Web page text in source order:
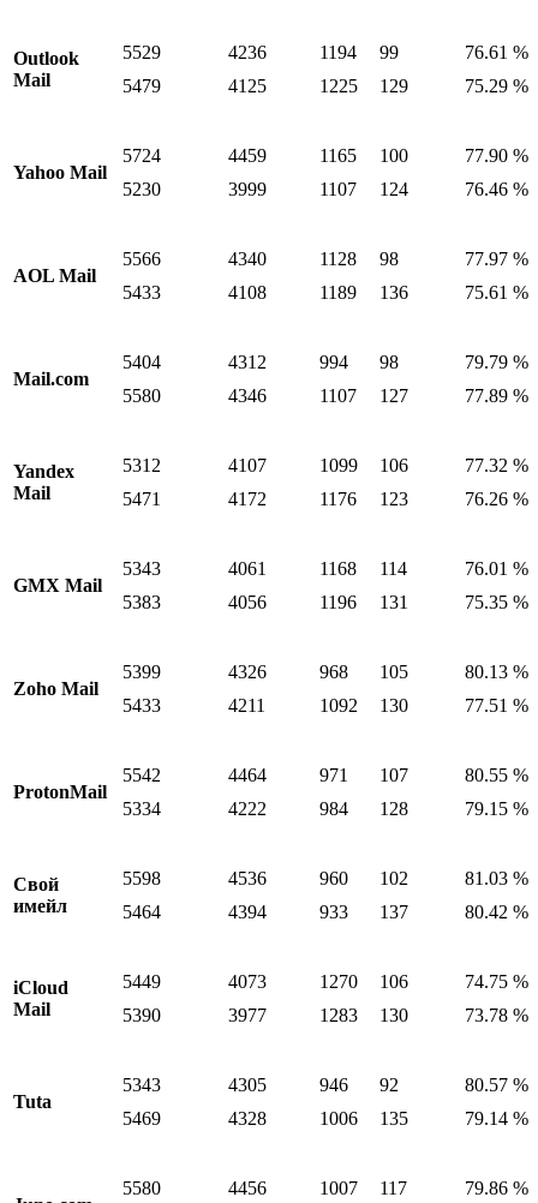
Outlook
Mail
5529
5479
4236
4125
1194
1225
99
129
76.61 %
75.29 %
Yahoo Mail
5724
5230
4459
3999
1165
1107
100
124
77.90 %
76.46 %
AOL Mail
5566
5433
4340
4108
1128
1189
98
136
77.97 %
75.61 %
Mail.com
5404
5580
4312
4346
994
1107
98
127
79.79 %
77.89 %
Yandex
Mail
5312
5471
4107
4172
1099
1176
106
123
77.32 %
76.26 %
GMX Mail
5343
5383
4061
4056
1168
1196
114
131
76.01 %
75.35 %
Zoho Mail
5399
5433
4326
4211
968
1092
105
130
80.13 %
77.51 %
ProtonMail
5542
5334
4464
4222
971
984
107
128
80.55 %
79.15 %
Свой
имейл
5598
5464
4536
4394
960
933
102
137
81.03 %
80.42 %
iCloud
Mail
5449
5390
4073
3977
1270
1283
106
130
74.75 %
73.78 %
Tuta
5343
5469
4305
4328
946
1006
92
135
80.57 %
79.14 %
5580 4456 1007 117 79.86 %